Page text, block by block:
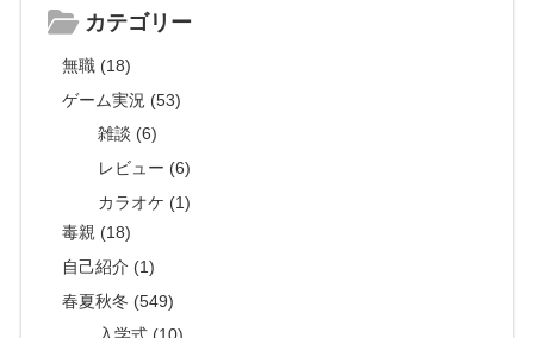
カテゴリー
無職 (18)
ゲーム実況 (53)
雑談 (6)
レビュー (6)
カラオケ (1)
毒親 (18)
自己紹介 (1)
春夏秋冬 (549)